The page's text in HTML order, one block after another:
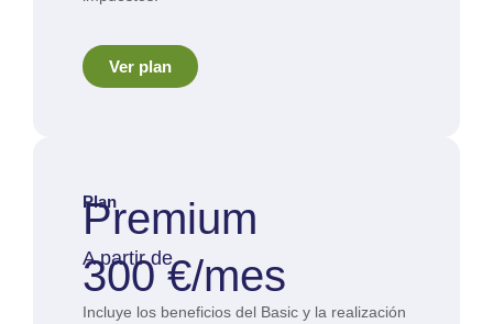
Ver plan
Plan
Premium
A partir de
300 €/mes
Incluye los beneficios del Basic y la realización